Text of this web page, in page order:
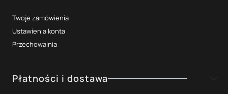
Twoje zamówienia
Ustawienia konta
Przechowalnia
Płatności i dostawa